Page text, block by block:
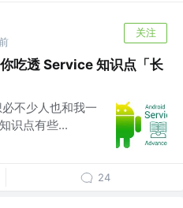
关注
吃透 Service 知识点「长
不少人也和我一
识点有些...
24